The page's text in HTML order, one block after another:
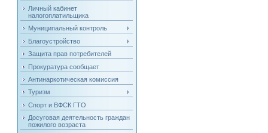
Личный кабинет
налогоплатильщика
Муниципальный контроль
Благоустройство
Защита прав потребителей
Прокуратура сообщает
Антинаркотическая комиссия
Туризм
Спорт и ВФСК ГТО
Досуговая деятельность граждан
пожилого возраста